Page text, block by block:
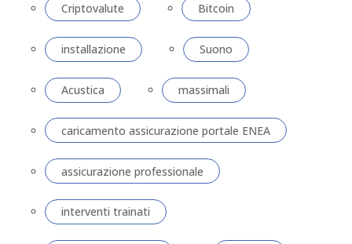
Criptovalute Bitcoin
installazione Suono
Acustica massimali
caricamento assicurazione portale ENEA
assicurazione professionale
interventi trainati